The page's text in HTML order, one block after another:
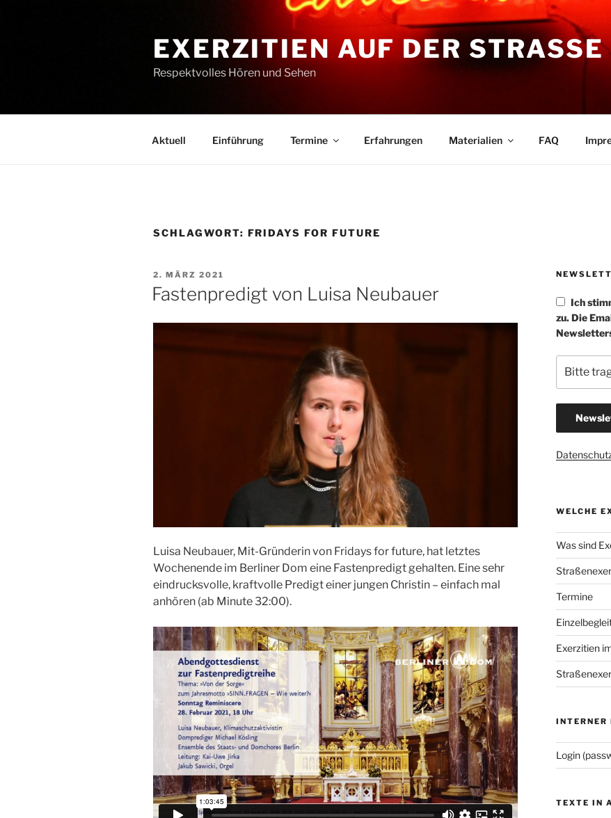
EXERZITIEN AUF DER STRASSE
Respektvolles Hören und Sehen
Aktuell Einführung Termine Erfahrungen Materialien FAQ
SCHLAGWORT: FRIDAYS FOR FUTURE
VERÖFFENTLICHT
AM
2. MÄRZ 2021
Fastenpredigt von Luisa Neubauer
Luisa Neubauer, Mit-Gründerin von Fridays for future, hat letztes
Wochenende im Berliner Dom eine Fastenpredigt gehalten. Eine sehr
eindrucksvolle, kraftvolle Predigt einer jungen Christin – einfach mal
anhören (ab Minute 32:00).
Ich
zu. Die
WELCHE
Was sind
Termine
Exerzitien
INTERNER
Login
TEXTE IN